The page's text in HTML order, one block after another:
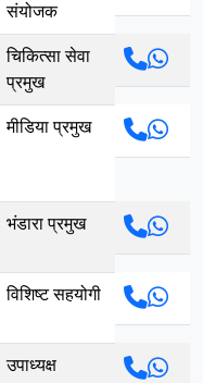
संयोजक
चिकित्सा सेवा
प्रमुख
मीडिया प्रमुख
भंडारा प्रमुख
विशिष्ट सहयोगी
उपाध्यक्ष